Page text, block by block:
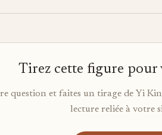
Tirez cette figure pour
question et faites un tirage de Yi
lecture reliée à votre